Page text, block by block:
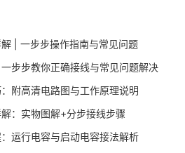
| 一步步操作指南与常见问题
步步教你正确接线与常见问题解决
附高清电路图与工作原理说明
：实物图解+分步接线步骤
运行电容与启动电容接法解析